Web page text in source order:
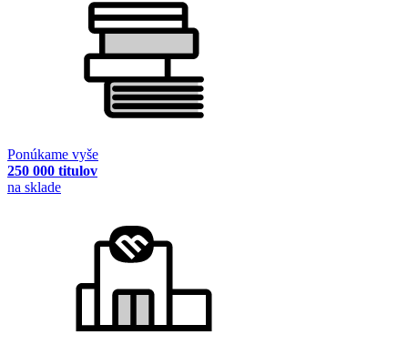
Ponúkame vyše
250 000 titulov
na sklade